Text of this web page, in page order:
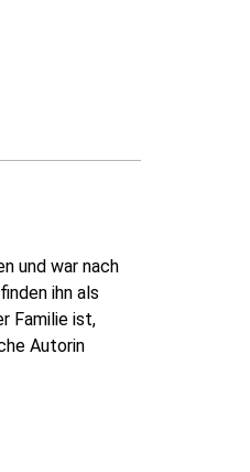
und war nach
ihn als
Familie ist,
Autorin